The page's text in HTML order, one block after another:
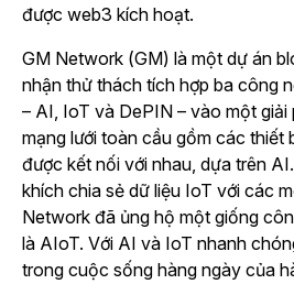
được web3 kích hoạt.
GM Network (GM) là một dự án
nhận thử thách tích hợp ba công
– AI, IoT và DePIN – vào một giải
mạng lưới toàn cầu gồm các thiết
được kết nối với nhau, dựa trên
khích chia sẻ dữ liệu IoT với các
Network đã ủng hộ một giống
là AIoT. Với AI và IoT nhanh
trong cuộc sống hàng ngày của